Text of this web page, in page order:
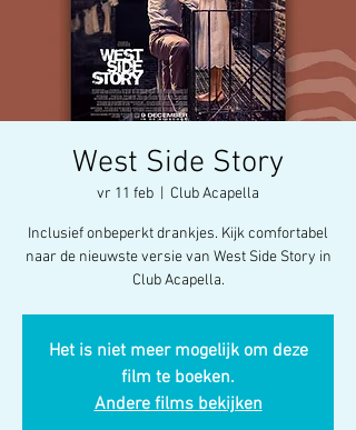
West Side Story
vr 11 feb Club Acapella
Inclusief onbeperkt drankjes. Kijk comfortabel
naar de nieuwste versie van West Side Story in
Club Acapella.
Het is niet meer mogelijk om deze
film te boeken.
Andere films bekijken